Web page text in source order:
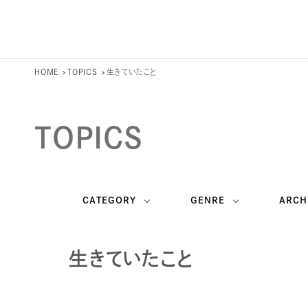
HOME TOPICS 生きていたこと
TOPICS
CATEGORY GENRE
生きていたこと